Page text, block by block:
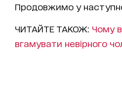
Продовжимо у
ЧИТАЙТЕ ТАКОЖ: Чому
вгамувати невірного